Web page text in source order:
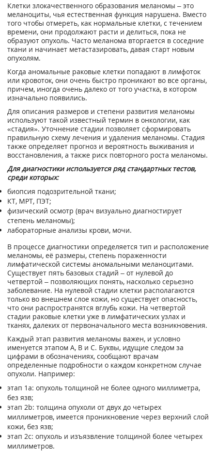
Клетки злокачественного образования меланомы – это
меланоциты, чья естественная функция нарушена. Вместо
того чтобы отмереть, как нормальные клетки, с течением
времени, они продолжают расти и делиться, пока не
образуют опухоль. Часто меланома вторгается в соседние
ткани и начинает метастазировать, давая старт новым
опухолям.
Когда аномальные раковые клетки попадают в лимфоток
или кровоток, они очень быстро проникают во все органы,
причем, иногда очень далеко от того участка, в котором
изначально появились.
Для описания размеров и степени развития меланомы
используют такой известный термин в онкологии, как
«стадия». Уточнение стадии позволяет сформировать
правильную схему лечения и удаления меланомы. Стадия
также определяет прогноз и вероятность выживания и
восстановления, а также риск повторного роста меланомы.
Для диагностики используется ряд стандартных тестов,
среди которых:
биопсия подозрительной ткани;
КТ, МРТ, ПЭТ;
физический осмотр (врач визуально диагностирует
степень меланомы);
лабораторные анализы крови, мочи.
В процессе диагностики определяется тип и расположение
меланомы, её размеры, степень пораженности
лимфатической системы аномальными меланоцитами.
Существует пять базовых стадий – от нулевой до
четвертой – позволяющих понять, насколько серьезно
заболевание. На нулевой стадии клетки располагаются
только во внешнем слое кожи, но существует опасность,
что они распространятся вглубь кожи. На четвертой
стадии раковые клетки уже в лимфатических узлах и
тканях, далеких от первоначального места возникновения.
Каждый этап развития меланомы важен, и условно
именуется этапом А, В и С. Буквы, идущие следом за
цифрами в обозначениях, сообщают врачам
определенные подробности о каждом конкретном случае
опухоли. Например:
этап 1a: опухоль толщиной не более одного миллиметра,
без язв;
этап 2b: толщина опухоли от двух до четырех
миллиметров, имеется проникновение через верхний слой
кожи, без язв;
этап 2с: опухоль и изъязвление толщиной более четырех
миллиметров.